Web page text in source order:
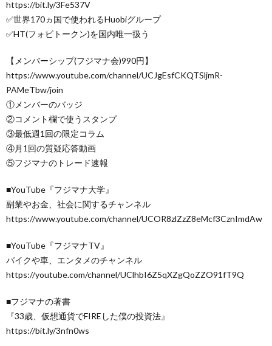
https://bit.ly/3Fe537V
✅世界170ヵ国で使われるHuobiグループ
✅HT(フォビトークン)を国内唯一扱う
【メンバーシップ(フジマナ会)990円】
https://www.youtube.com/channel/UCJgEsfCKQTSljmR-
PAMeTbw/join
①メンバーのバッジ
②コメント欄で使うスタンプ
③最低週1回の限定コラム
④月1回の質疑応答動画
⑤フジマナのトレード速報
■YouTube『フジマナ大学』
副業やお金、社会に関するチャンネル
https://www.youtube.com/channel/UCOR8zlZzZ8eMcf3CznImdAw
■YouTube『フジマナTV』
バイクや車、エンタメのチャンネル
https://youtube.com/channel/UClhbI6Z5qXZgQoZZO91fT9Q
■フジマナの著書
『33歳、仮想通貨でFIREした僕の投資法』
https://bit.ly/3nfn0ws